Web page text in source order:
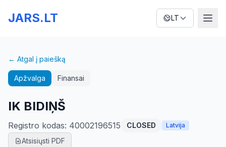
JARS.LT LT
← Atgal į paiešką
Apžvalga Finansai
IK BIDIŅŠ
Registro kodas: 40002196515 CLOSED Latvija
Atsisiųsti PDF